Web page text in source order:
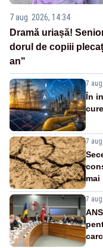
7 aug. 2026, 14:34
Dramă uriașă!
dorul de copiii
an"
7
În
7
mai
7